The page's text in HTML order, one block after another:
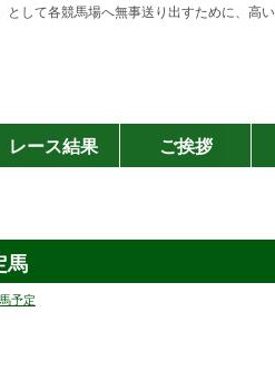
して各競馬場へ無事送り出すために、高
レース結果 ご挨拶
馬
予定